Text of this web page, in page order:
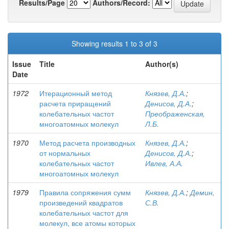
Results/Page
Authors/Record:
Showing results 1 to 3 of 3
Issue
Date
Title Author(s)
1972
Итерационный метод
расчета приращений
колебательных частот
многоатомных молекул
Князев, Д.А.;
Денисов, Д.А.;
Преображенская,
Л.Б.
1970
Метод расчета производных
от нормальных
колебательных частот
многоатомных молекул
Князев, Д.А.;
Денисов, Д.А.;
Ивлев, А.А.
1979
Правила сопряжения сумм
произведений квадратов
колебательных частот для
молекул, все атомы которых
Князев, Д.А.;Демин,
С.В.